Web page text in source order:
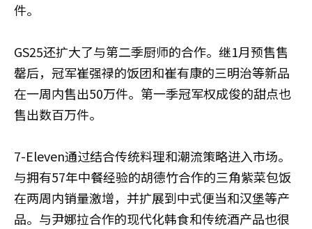
件。
GS25还扩大了与第二季厨师的合作。继1月预售售
罄后，冠军崔强禄的饭团和崔有康的三明治等新品
在一周内售出50万件。第一季冠军权成俊的甜点也
售出数百万件。
7-Eleven通过结合传统料理和潮流策略进入市场。
与拥有57年中餐经验的胡德竹合作的三角紫菜包饭
在两周内销量激增，并扩展到中式便当和汉堡等产
品。与尹娜拉合作的现代化韩食和传统酒产品也很